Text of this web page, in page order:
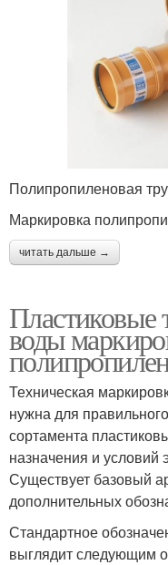
Полипропиленовая
Маркировка
читать дальше →
Пластиковые
воды
Техническая
нужна для
сортамента
назначения и условий
Существует базовый
дополнительных
Стандартное
выглядит следующим